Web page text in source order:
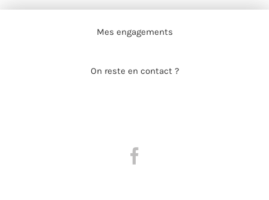
Mes engagements
On reste en contact ?